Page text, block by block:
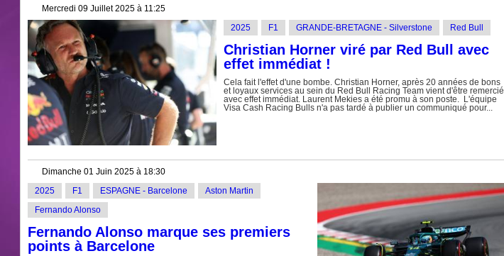
Mercredi 09 Juillet 2025 à 11:25
2025
F1 GRANDE-BRETAGNE - Silverstone Red Bull
Christian Horner viré par Red Bull avec
effet immédiat !
Cela fait l'effet d'une bombe. Christian Horner, après 20 années de bons
et loyaux services au sein du Red Bull Racing Team vient d'être remercié
avec effet immédiat. Laurent Mekies a été promu à son poste. L'équipe
Visa Cash Racing Bulls n'a pas tardé à publier un communiqué pour...
Dimanche 01 Juin 2025 à 18:30
2025
F1 ESPAGNE - Barcelone
Aston Martin
Fernando Alonso
Fernando Alonso marque ses premiers
points à Barcelone